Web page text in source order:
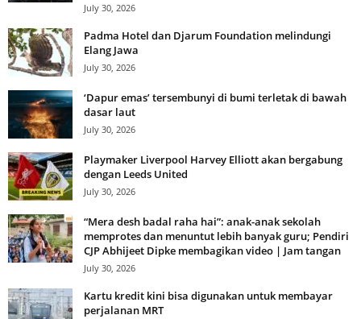
July 30, 2026
Padma Hotel dan Djarum Foundation melindungi
Elang Jawa
July 30, 2026
‘Dapur emas’ tersembunyi di bumi terletak di bawah
dasar laut
July 30, 2026
Playmaker Liverpool Harvey Elliott akan bergabung
dengan Leeds United
July 30, 2026
“Mera desh badal raha hai”: anak-anak sekolah
memprotes dan menuntut lebih banyak guru; Pendiri
CJP Abhijeet Dipke membagikan video | Jam tangan
July 30, 2026
Kartu kredit kini bisa digunakan untuk membayar
perjalanan MRT